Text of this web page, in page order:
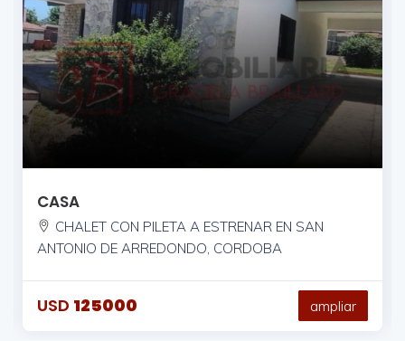
SAN
ampliar
CHALET CON PILETA EN VENTA EN
DE ARREDONDO, CORDOBA